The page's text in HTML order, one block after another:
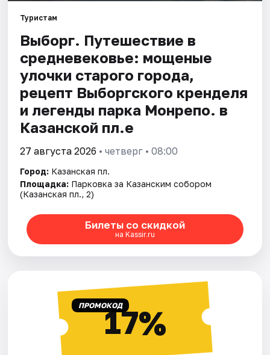
Туристам
Выборг. Путешествие в
средневековье: мощеные
улочки старого города,
рецепт Выборгского кренделя
и легенды парка Монрепо. в
Казанской пл.е
27 августа 2026 • четверг • 08:00
Город: Казанская пл.
Площадка: Парковка за Казанским собором
(Казанская пл., 2)
Билеты со скидкой
на Kassir.ru
ПРОМОКОД17%